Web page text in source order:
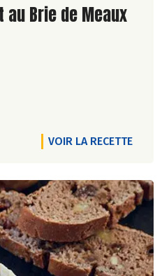
Brie de Meaux
VOIR LA RECETTE